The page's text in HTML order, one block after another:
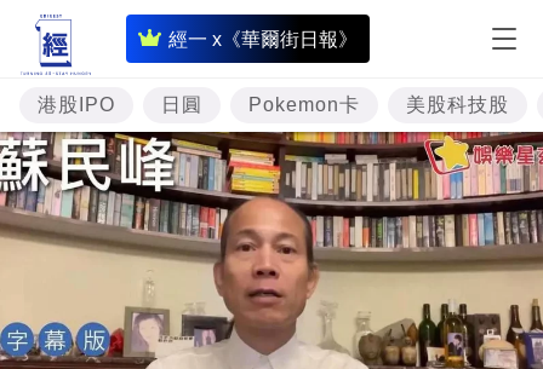
經一 x《華爾街日報》
即
時
財
經
專
題
投
資
樓
港股IPO 日圓 Pokemon卡 美股科技股